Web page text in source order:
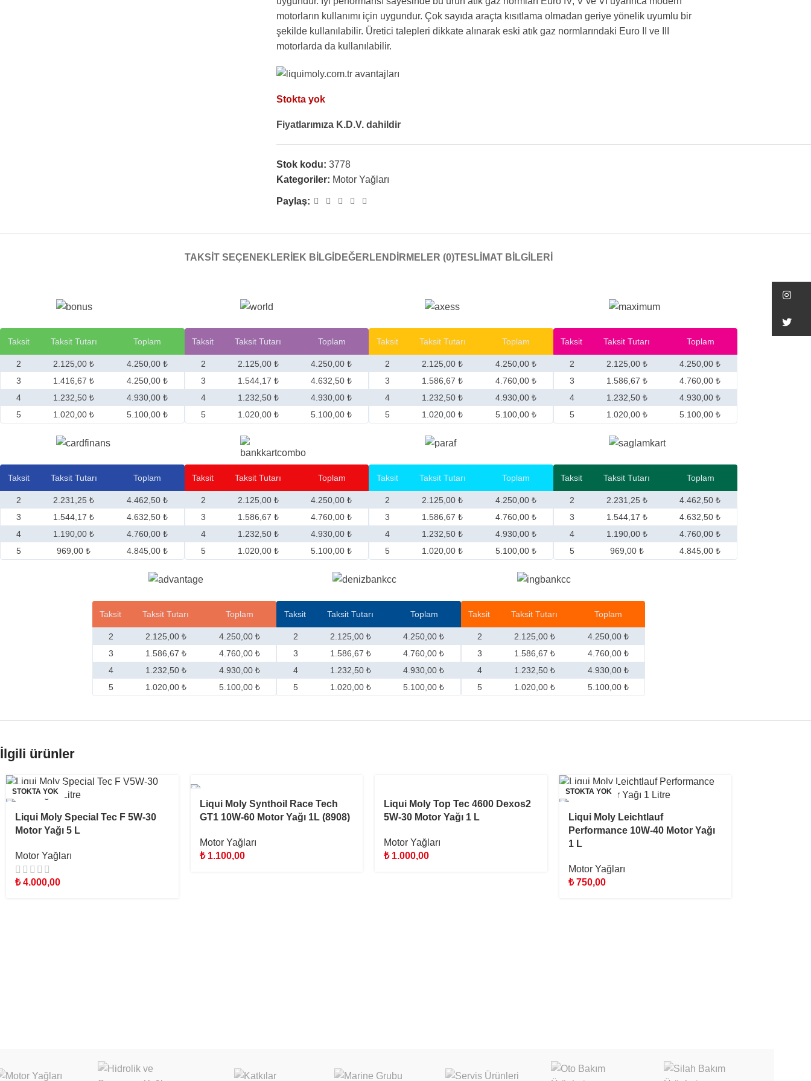
motorların kullanımı için uygundur. Çok sayıda araçta kısıtlama olmadan geriye yönelik uyumlu bir
şekilde kullanılabilir. Üretici talepleri dikkate alınarak eski atık gaz normlarındaki Euro II ve III
motorlarda da kullanılabilir.
Stokta yok
Fiyatlarımıza K.D.V. dahildir
Stok kodu: 3778
Kategoriler: Motor Yağları
Paylaş:
TAKSIT SEÇENEKLERI EK BILGI DEĞERLENDIRMELER (0)TESLİMAT BİLGİLERİ
Taksit Taksit Tutarı Toplam
2 2.125,00 ₺
4.250,00 ₺
3
1.416,67 ₺
4.250,00 ₺
4
1.232,50 ₺
4.930,00 ₺
5
1.020,00 ₺ 5.100,00 ₺
Taksit Taksit Tutarı Toplam
2 2.125,00 ₺
4.250,00 ₺
3
1.544,17 ₺
4.632,50 ₺
4
1.232,50 ₺
4.930,00 ₺
5
1.020,00 ₺ 5.100,00 ₺
Taksit Taksit Tutarı Toplam
2 2.125,00 ₺
4.250,00 ₺
3
1.586,67 ₺
4.760,00 ₺
4
1.232,50 ₺
4.930,00 ₺
5
1.020,00 ₺ 5.100,00 ₺
Taksit Taksit Tutarı Toplam
2 2.125,00 ₺
4.250,00 ₺
3
1.586,67 ₺
4.760,00 ₺
4
1.232,50 ₺
4.930,00 ₺
5
1.020,00 ₺ 5.100,00 ₺
Taksit Taksit Tutarı Toplam
2 2.231,25 ₺
4.462,50 ₺
3
1.544,17 ₺
4.632,50 ₺
4
1.190,00 ₺
4.760,00 ₺
5
969,00 ₺ 4.845,00 ₺
Taksit Taksit Tutarı Toplam
2 2.125,00 ₺
4.250,00 ₺
3
1.586,67 ₺
4.760,00 ₺
4
1.232,50 ₺
4.930,00 ₺
5
1.020,00 ₺ 5.100,00 ₺
Taksit Taksit Tutarı Toplam
2 2.125,00 ₺
4.250,00 ₺
3
1.586,67 ₺
4.760,00 ₺
4
1.232,50 ₺
4.930,00 ₺
5
1.020,00 ₺ 5.100,00 ₺
Taksit Taksit Tutarı Toplam
2 2.231,25 ₺
4.462,50 ₺
3
1.544,17 ₺
4.632,50 ₺
4
1.190,00 ₺
4.760,00 ₺
5
969,00 ₺ 4.845,00 ₺
Taksit Taksit Tutarı Toplam
2 2.125,00 ₺
4.250,00 ₺
3
1.586,67 ₺
4.760,00 ₺
4
1.232,50 ₺
4.930,00 ₺
5
1.020,00 ₺ 5.100,00 ₺
Taksit Taksit Tutarı Toplam
2 2.125,00 ₺
4.250,00 ₺
3
1.586,67 ₺
4.760,00 ₺
4
1.232,50 ₺
4.930,00 ₺
5
1.020,00 ₺ 5.100,00 ₺
Taksit Taksit Tutarı Toplam
2 2.125,00 ₺
4.250,00 ₺
3
1.586,67 ₺
4.760,00 ₺
4
1.232,50 ₺
4.930,00 ₺
5
1.020,00 ₺ 5.100,00 ₺
İlgili ürünler
STOKTA YOK
Liqui Moly Special Tec F 5W-30
Motor Yağı 5 L
Motor Yağları
₺4.000,00
Liqui Moly Synthoil Race Tech
GT1 10W-60 Motor Yağı 1L (8908)
Motor Yağları
₺1.100,00
Liqui Moly Top Tec 4600 Dexos2
5W-30 Motor Yağı 1 L
Motor Yağları
₺1.000,00
STOKTA YOK
Liqui Moly Leichtlauf
Performance 10W-40 Motor Yağı
1 L
Motor Yağları
₺750,00